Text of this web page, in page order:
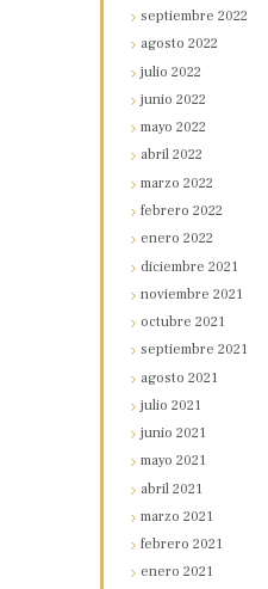
septiembre2022
agosto2022
julio2022
junio2022
mayo2022
abril2022
marzo2022
febrero2022
enero2022
diciembre2021
noviembre2021
octubre2021
septiembre2021
agosto2021
julio2021
junio2021
mayo2021
abril2021
marzo2021
febrero2021
enero2021